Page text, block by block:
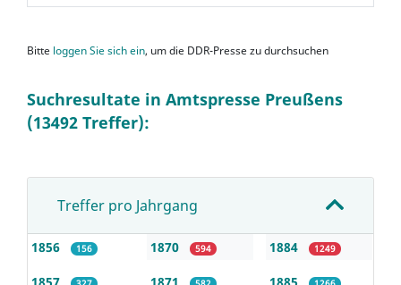
Bitte loggen Sie sich ein, um die DDR-Presse zu durchsuchen
Suchresultate in Amtspresse Preußens
(13492 Treffer):
Treffer pro Jahrgang
1856 156 1870 594 1884 1249